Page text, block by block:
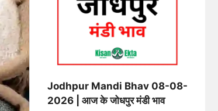
Jodhpur Mandi Bhav 08-08-
2026 | आज के जोधपुर मंडी भाव